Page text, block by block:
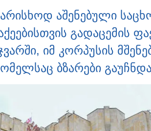
აშენებული
გადაცემის
იმ კორპუსის
ბზარები გაუჩნდა